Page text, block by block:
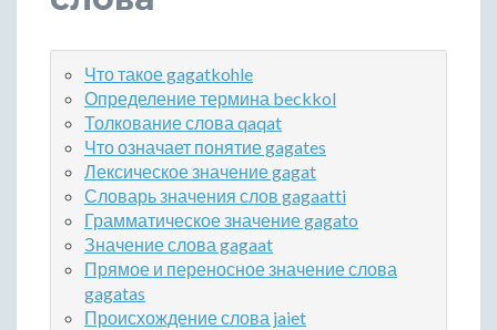
Что такое gagatkohle
Определение термина beckkol
Толкование слова qaqat
Что означает понятие gagates
Лексическое значение gagat
Словарь значения слов gagaatti
Грамматическое значение gagato
Значение слова gagaat
Прямое и переносное значение слова
gagatas
Происхождение слова jaiet